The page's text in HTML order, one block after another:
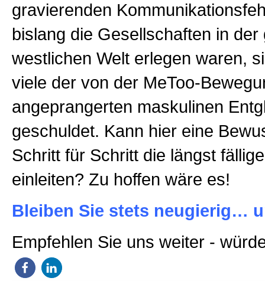
gravierenden
bislang die Gesellschaften in der
westlichen Welt erlegen waren,
viele der von der MeToo-
angeprangerten maskulinen
geschuldet. Kann hier eine
Schritt für Schritt die längst
einleiten? Zu hoffen wäre es!
Bleiben Sie stets neugierig…
Empfehlen Sie uns weiter -